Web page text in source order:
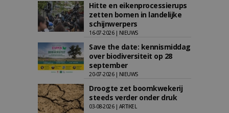
Hitte en eikenprocessierups
zetten bomen in landelijke
schijnwerpers
16-07-2026 | NIEUWS
Save the date: kennismiddag
over biodiversiteit op 28
september
20-07-2026 | NIEUWS
Droogte zet boomkwekerij
steeds verder onder druk
03-08-2026 | ARTIKEL